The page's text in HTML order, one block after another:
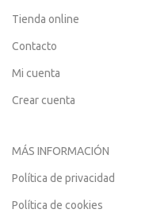
Tienda online
Contacto
Mi cuenta
Crear cuenta
MÁS INFORMACIÓN
Política de privacidad
Política de cookies